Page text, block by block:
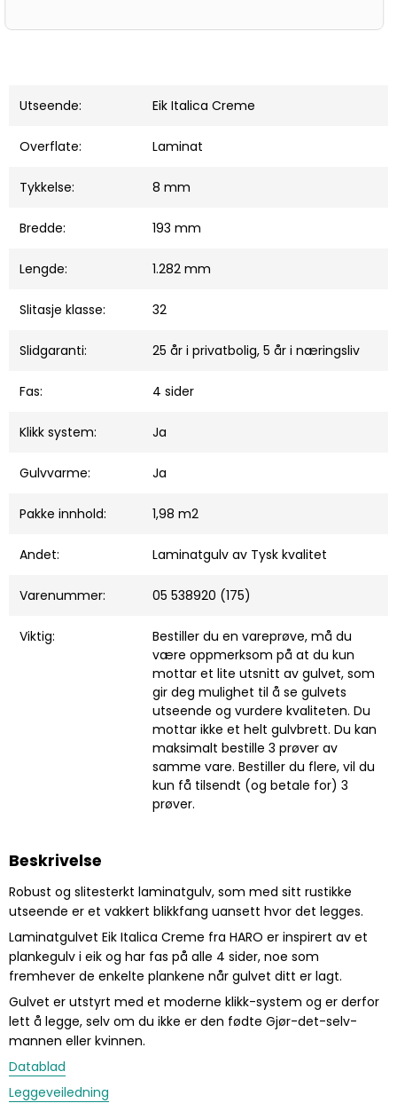
Utseende: Eik Italica Creme
Overflate: Laminat
Tykkelse: 8 mm
Bredde: 193 mm
Lengde: 1.282 mm
Slitasje klasse: 32
Slidgaranti: 25 år i privatbolig, 5 år i næringsliv
Fas: 4 sider
Klikk system: Ja
Gulvvarme: Ja
Pakke innhold: 1,98 m2
Andet: Laminatgulv av Tysk kvalitet
Varenummer: 05 538920 (175)
Viktig:
Bestiller du en vareprøve, må du
være oppmerksom på at du kun
mottar et lite utsnitt av gulvet, som
gir deg mulighet til å se gulvets
utseende og vurdere kvaliteten. Du
mottar ikke et helt gulvbrett. Du kan
maksimalt bestille 3 prøver av
samme vare. Bestiller du flere, vil du
kun få tilsendt (og betale for) 3
prøver.
Beskrivelse
Robust og slitesterkt laminatgulv, som med sitt rustikke
utseende er et vakkert blikkfang uansett hvor det legges.
Laminatgulvet Eik Italica Creme fra HARO er inspirert av et
plankegulv i eik og har fas på alle 4 sider, noe som
fremhever de enkelte plankene når gulvet ditt er lagt.
Gulvet er utstyrt med et moderne klikk-system og er derfor
lett å legge, selv om du ikke er den fødte Gjør-det-selv-
mannen eller kvinnen.
Datablad
Leggeveiledning